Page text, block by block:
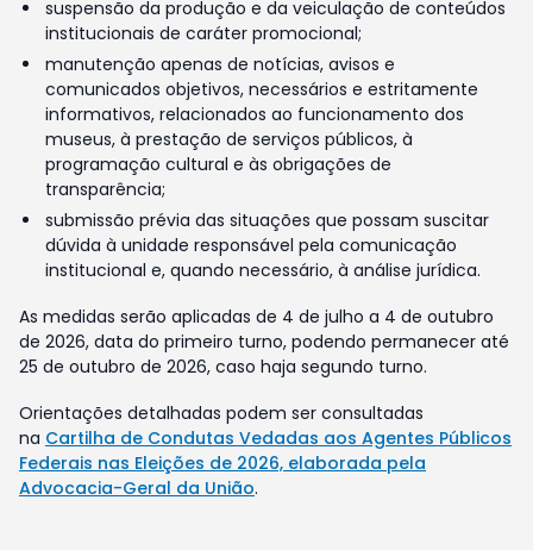
suspensão da produção e da veiculação de conteúdos
institucionais de caráter promocional;
manutenção apenas de notícias, avisos e
comunicados objetivos, necessários e estritamente
informativos, relacionados ao funcionamento dos
museus, à prestação de serviços públicos, à
programação cultural e às obrigações de
transparência;
submissão prévia das situações que possam suscitar
dúvida à unidade responsável pela comunicação
institucional e, quando necessário, à análise jurídica.
As medidas serão aplicadas de 4 de julho a 4 de outubro
de 2026, data do primeiro turno, podendo permanecer até
25 de outubro de 2026, caso haja segundo turno.
Orientações detalhadas podem ser consultadas
na Cartilha de Condutas Vedadas aos Agentes Públicos
Federais nas Eleições de 2026, elaborada pela
Advocacia-Geral da União.